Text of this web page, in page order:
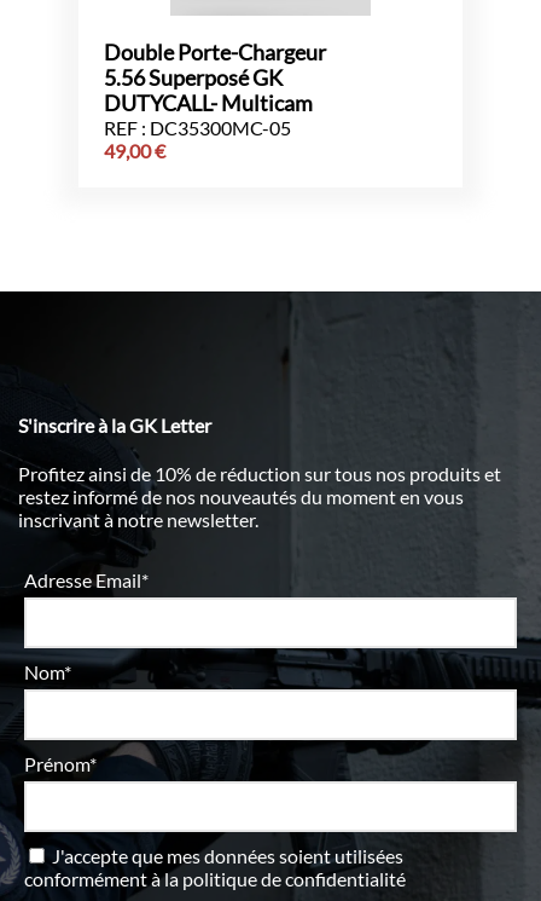
Double Porte-Chargeur
5.56 Superposé GK
DUTYCALL- Multicam
REF : DC35300MC-05
49,00€
S'inscrire à la GK Letter
Profitez ainsi de 10% de réduction sur tous nos produits et
restez informé de nos nouveautés du moment en vous
inscrivant à notre newsletter.
Adresse Email*
Nom*
Prénom*
J'accepte que mes données soient utilisées
conformément àla politique de confidentialité